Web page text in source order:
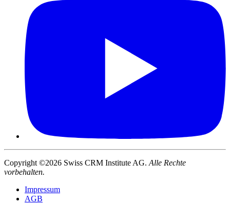
Copyright ©2026 Swiss CRM Institute AG. Alle Rechte
vorbehalten.
Impressum
AGB